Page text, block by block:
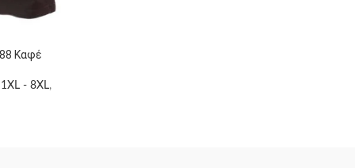
Καφέ
- 8XL,